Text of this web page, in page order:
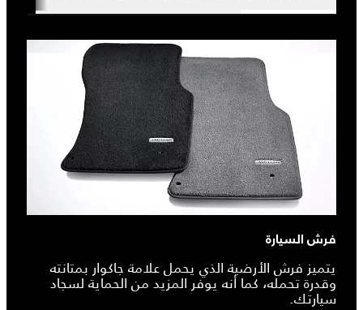
فرش السيارة
يتميز فرش الأرضية الذي يحمل علامة جاكوار بمتانته
وقدرة تحمله، كما أنه يوفر المزيد من الحماية لسجاد
سيارتك.